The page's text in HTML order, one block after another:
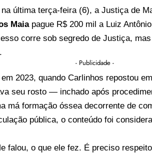
última terça-feira (6), a Justiça de
Maiapague R$ 200 mil a Luiz
corre sob segredo de Justiça,
- Publicidade -
2023, quando Carlinhos repostou
seu rosto — inchado após
má formação óssea decorrente de
pública, o conteúdo foi
falou, o que ele fez. É preciso